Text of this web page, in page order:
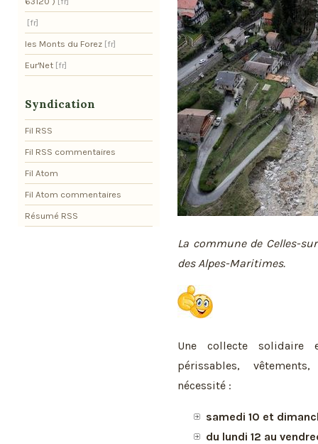
La commune de Celles-
des Alpes-Maritimes.
Une collecte solidaire
périssables,
nécessité :
samedi 10 et
du lundi 12 au
les Monts du Forez
Eur'Net
Syndication
Fil RSS
Fil RSS commentaires
Fil Atom
Fil Atom commentaires
Résumé RSS